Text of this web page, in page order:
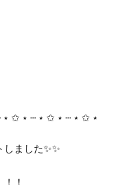
✩ ⋆ ┄ ⋆ ✩ ⋆ ┄ ⋆ ✩ ⋆
ました✨✨
！